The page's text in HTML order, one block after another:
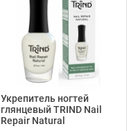
Укрепитель ногтей
глянцевый TRIND Nail
Repair Natural